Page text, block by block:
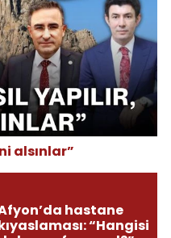
alsınlar”
hastane
“Hangisi